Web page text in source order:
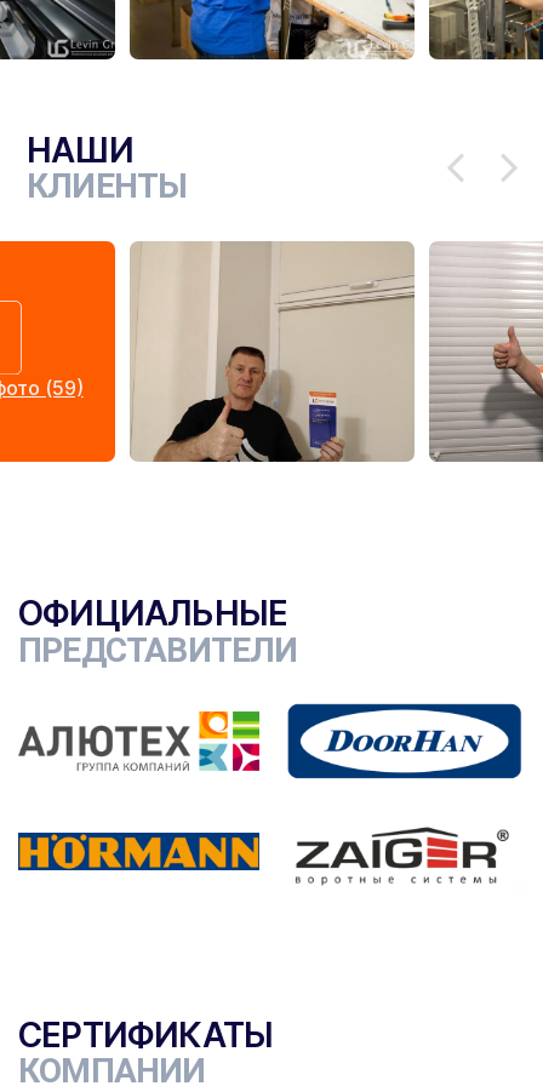
НАШИ
КЛИЕНТЫ
(59)
ОФИЦИАЛЬНЫЕ
ПРЕДСТАВИТЕЛИ
СЕРТИФИКАТЫ
КОМПАНИИ